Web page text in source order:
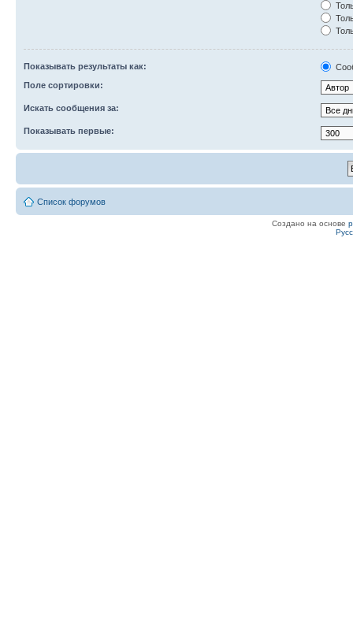
Показывать результаты как:
Поле сортировки:
Искать сообщения за:
Показывать первые:
Список форумов
Создано на основе